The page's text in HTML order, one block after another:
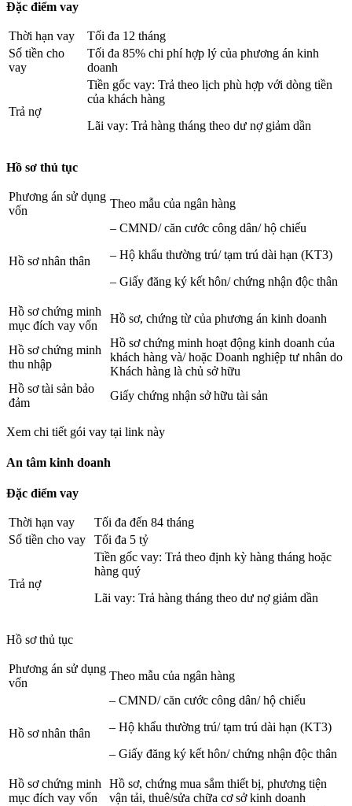
Đặc điểm vay
Thời hạn vay
Tối đa 12 tháng
Số tiền cho
vay
Tối đa 85% chi phí hợp lý của phương án kinh
doanh
Trả nợ
Tiền gốc vay: Trả theo lịch phù hợp với dòng tiền
của khách hàng
Lãi vay: Trả hàng tháng theo dư nợ giảm dần
Hồ sơ thủ tục
Phương án sử dụng
vốn
Theo mẫu của ngân hàng
Hồ sơ nhân thân
– CMND/ căn cước công dân/ hộ chiếu
– Hộ khẩu thường trú/ tạm trú dài hạn (KT3)
– Giấy đăng ký kết hôn/ chứng nhận độc thân
Hồ sơ chứng minh
mục đích vay vốn
Hồ sơ, chứng từ của phương án kinh doanh
Hồ sơ chứng minh
thu nhập
Hồ sơ chứng minh hoạt động kinh doanh của
khách hàng và/ hoặc Doanh nghiệp tư nhân do
Khách hàng là chủ sở hữu
Hồ sơ tài sản bảo
đảm
Giấy chứng nhận sở hữu tài sản
Xem chi tiết gói vay tại link này
An tâm kinh doanh
Đặc điểm vay
Thời hạn vay
Tối đa đến 84 tháng
Số tiền cho vay
Tối đa 5 tỷ
Trả nợ
Tiền gốc vay: Trả theo định kỳ hàng tháng hoặc
hàng quý
Lãi vay: Trả hàng tháng theo dư nợ giảm dần
Hồ sơ thủ tục
Phương án sử dụng
vốn
Theo mẫu của ngân hàng
Hồ sơ nhân thân
– CMND/ căn cước công dân/ hộ chiếu
– Hộ khẩu thường trú/ tạm trú dài hạn (KT3)
– Giấy đăng ký kết hôn/ chứng nhận độc thân
Hồ sơ chứng minh
mục đích vay vốn
Hồ sơ, chứng mua sắm thiết bị, phương tiện
vận tải, thuê/sửa chữa cơ sở kinh doanh